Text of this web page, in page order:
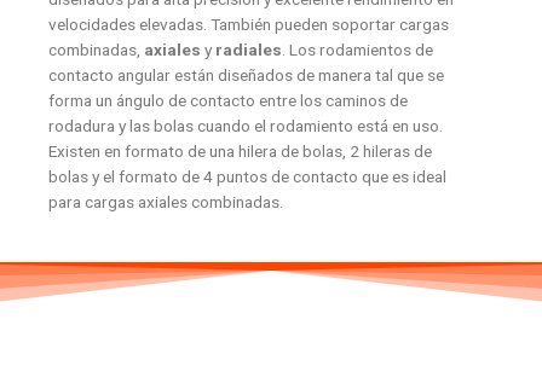
velocidades elevadas. También pueden soportar cargas
combinadas, axiales y radiales. Los rodamientos de
contacto angular están diseñados de manera tal que se
forma un ángulo de contacto entre los caminos de
rodadura y las bolas cuando el rodamiento está en uso.
Existen en formato de una hilera de bolas, 2 hileras de
bolas y el formato de 4 puntos de contacto que es ideal
para cargas axiales combinadas.